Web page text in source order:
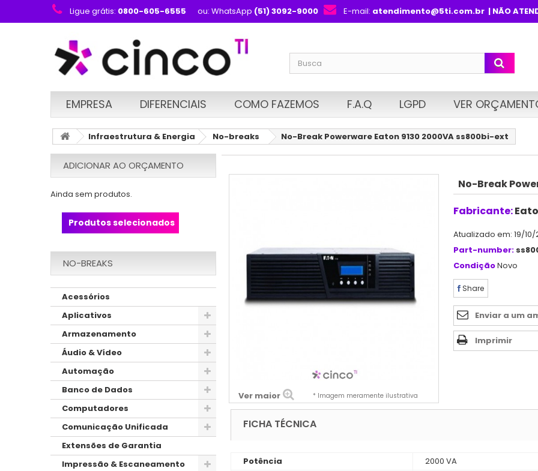
Ligue grátis: 0800-605-6555 ou: WhatsApp (51) 3092-9000 E-mail: atendimento@5ti.com.br| NÃO
EMPRESA DIFERENCIAIS COMO FAZEMOS F.A.Q LGPD VER
Infraestrutura & Energia No-breaks No-Break Powerware Eaton 9130 2000VA ss800bi-ext
ADICIONAR AO ORÇAMENTO
Ainda sem produtos.
Produtos selecionados
NO-BREAKS
Acessórios
Aplicativos
Armazenamento
Áudio & Vídeo
Automação
Banco de Dados
Computadores
Comunicação Unificada
Extensões de Garantia
Impressão & Escaneamento
Ver maior * Imagem meramente ilustrativa
No-Break
Fabricante:
Atualizado em: 19/10/
Part-number:
CondiçãoNovo
Share
Enviar a um
Imprimir
FICHA TÉCNICA
Potência
2000 VA